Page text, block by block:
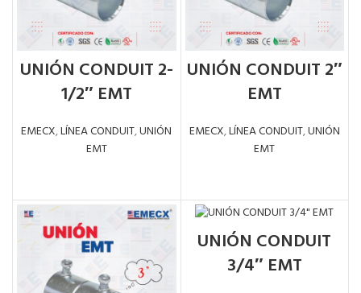
UNIÓN CONDUIT 2-
1/2″ EMT
EMECX,LÍNEA CONDUIT,UNIÓN
EMT
UNIÓN CONDUIT 2″
EMT
EMECX,LÍNEA CONDUIT,UNIÓN
EMT
UNIÓN CONDUIT
3/4″ EMT